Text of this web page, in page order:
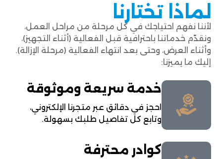
لماذا تختارنا
لأننا نفهم احتياجك في كل مرحلة من مراحل العمل،
ونقدّم خدماتنا باحترافية قبل الفعالية (أثناء التجهيز)،
وأثناء العرض، وحتى بعد انتهاء الفعالية (مرحلة الإزالة).
إليك ما يميزنا:
خدمة سريعة وموثوقة
احجز في دقائق عبر متجرنا الإلكتروني،
وتابع كل تفاصيل طلبك بسهولة.
كوادر محترفة